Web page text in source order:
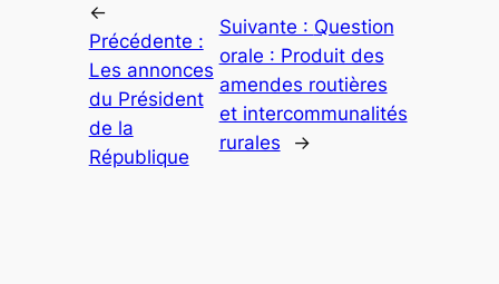
←
Précédente :
Les annonces
du Président
de la
République
Suivante : Question
orale : Produit des
amendes routières
et intercommunalités
rurales
→